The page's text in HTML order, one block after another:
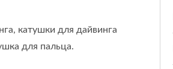
катушки для дайвинга
для пальца.